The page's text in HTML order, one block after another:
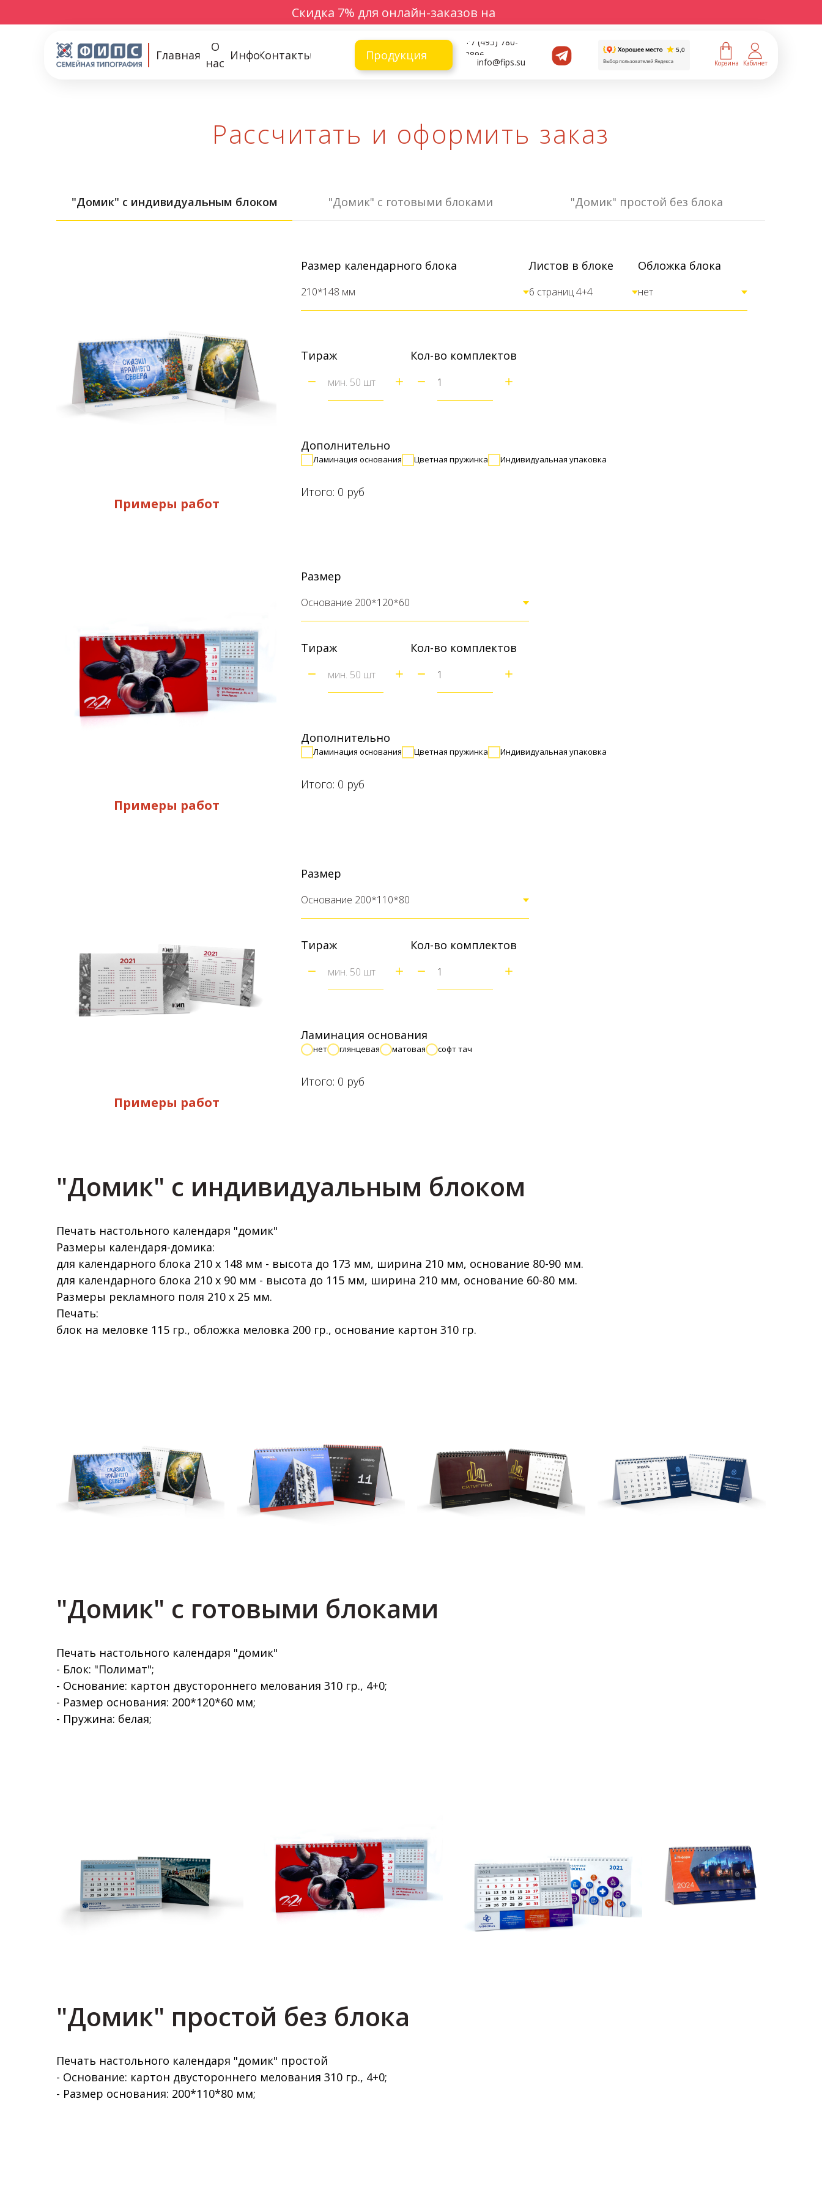
Скидка 7% для онлайн-заказов на
Продукция
Главная
О
нас
ИнфоКонтакты
+7 (495) 780-
2896
info@fips.su Кабинет
Корзина
Рассчитать и оформить заказ
"Домик" с индивидуальным блоком "Домик" с готовыми блоками "Домик" простой без блока
Примеры работ
Размер календарного блока Листов в блоке Обложка блока
Тираж Кол-во комплектов
Дополнительно
Ламинация основания Цветная пружинка Индивидуальная упаковка
Итого: 0 руб
Примеры работ
Размер
Тираж Кол-во комплектов
Дополнительно
Ламинация основания Цветная пружинка Индивидуальная упаковка
Итого: 0 руб
Примеры работ
Размер
Тираж Кол-во комплектов
Ламинация основания
нет глянцевая матовая софт тач
Итого: 0 руб
"Домик" с индивидуальным блоком
Печать настольного календаря "домик"
Размеры календаря-домика:
для календарного блока 210 х 148 мм - высота до 173 мм, ширина 210 мм, основание 80-90 мм.
для календарного блока 210 х 90 мм - высота до 115 мм, ширина 210 мм, основание 60-80 мм.
Размеры рекламного поля 210 х 25 мм.
Печать:
блок на меловке 115 гр., обложка меловка 200 гр., основание картон 310 гр.
"Домик" с готовыми блоками
Печать настольного календаря "домик"
- Блок: "Полимат";
- Основание: картон двустороннего мелования 310 гр., 4+0;
- Размер основания: 200*120*60 мм;
- Пружина: белая;
"Домик" простой без блока
Печать настольного календаря "домик" простой
- Основание: картон двустороннего мелования 310 гр., 4+0;
- Размер основания: 200*110*80 мм;